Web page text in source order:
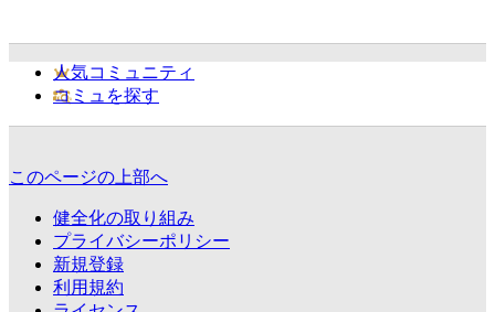
人気コミュニティ
コミュを探す
このページの上部へ
健全化の取り組み
プライバシーポリシー
新規登録
利用規約